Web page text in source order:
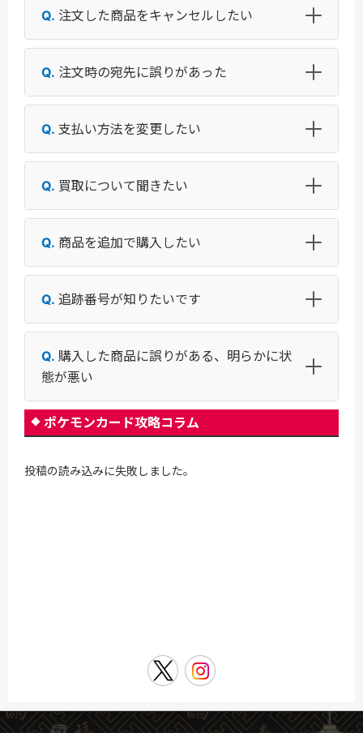
注文した商品をキャンセルしたい
注文時の宛先に誤りがあった
支払い方法を変更したい
買取について聞きたい
商品を追加で購入したい
追跡番号が知りたいです
購入した商品に誤りがある、明らかに状
態が悪い
ポケモンカード攻略コラム
投稿の読み込みに失敗しました。